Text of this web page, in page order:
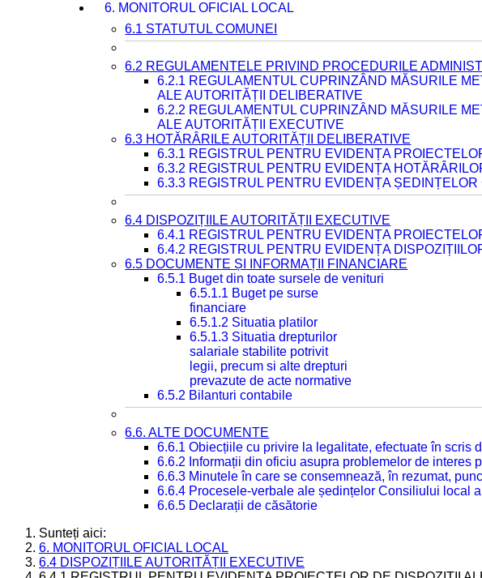
6. MONITORUL OFICIAL LOCAL
6.1 STATUTUL COMUNEI
6.2 REGULAMENTELE PRIVIND PROCEDURILE
6.2.1 REGULAMENTUL CUPRINZÂND MĂSURILE
ALE AUTORITĂȚII DELIBERATIVE
6.2.2 REGULAMENTUL CUPRINZÂND MĂSURILE
ALE AUTORITĂȚII EXECUTIVE
6.3 HOTĂRÂRILE AUTORITĂȚII DELIBERATIVE
6.3.1 REGISTRUL PENTRU EVIDENȚA
6.3.2 REGISTRUL PENTRU EVIDENȚA
6.3.3 REGISTRUL PENTRU EVIDENȚA
6.4 DISPOZIȚIILE AUTORITĂȚII EXECUTIVE
6.4.1 REGISTRUL PENTRU EVIDENȚA
6.4.2 REGISTRUL PENTRU EVIDENȚA
6.5 DOCUMENTE ȘI INFORMAȚII FINANCIARE
6.5.1 Buget din toate sursele de venituri
6.5.1.1 Buget pe surse
financiare
6.5.1.2 Situatia platilor
6.5.1.3 Situatia drepturilor
salariale stabilite potrivit
legii, precum si alte drepturi
prevazute de acte normative
6.5.2 Bilanturi contabile
6.6. ALTE DOCUMENTE
6.6.1 Obiecțiile cu privire la legalitate, efectuate în scris
6.6.2 Informații din oficiu asupra problemelor de
6.6.3 Minutele în care se consemnează, în rezumat,
6.6.4 Procesele-verbale ale ședințelor Consiliului local
6.6.5 Declarații de căsătorie
Sunteți aici:
6. MONITORUL OFICIAL LOCAL
6.4 DISPOZIȚIILE AUTORITĂȚII EXECUTIVE